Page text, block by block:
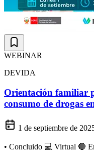
WEBINAR
DEVIDA
Orientación familiar
consumo de drogas
1 de septiembre de
• Concluido 💻 Virtual 🔴